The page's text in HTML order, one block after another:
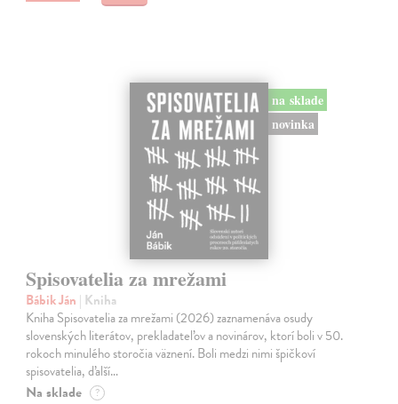
na sklade
novinka
Spisovatelia za mrežami
Bábik Ján | Kniha
Kniha Spisovatelia za mrežami (2026) zaznamenáva osudy
slovenských literátov, prekladateľov a novinárov, ktorí boli v 50.
rokoch minulého storočia väznení. Boli medzi nimi špičkoví
spisovatelia, ďalší…
Na sklade ?